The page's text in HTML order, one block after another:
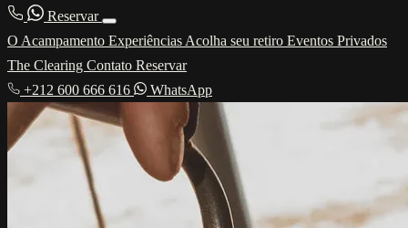
Reservar
O Acampamento Experiências Acolha seu retiro Eventos Privados
The Clearing Contato Reservar
+212 600 666 616
WhatsApp